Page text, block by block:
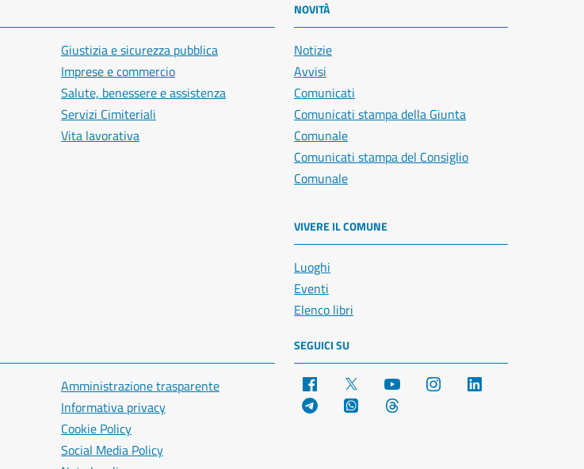
Giustizia e sicurezza pubblica
Imprese e commercio
Salute, benessere e assistenza
Servizi Cimiteriali
Vita lavorativa
NOVITÀ
Notizie
Avvisi
Comunicati
Comunicati stampa della Giunta
Comunale
Comunicati stampa del Consiglio
Comunale
VIVERE IL COMUNE
Luoghi
Eventi
Elenco libri
Amministrazione trasparente
Informativa privacy
Cookie Policy
Social Media Policy
SEGUICI SU
Facebook YouTube Instagram
Telegram WhatsApp